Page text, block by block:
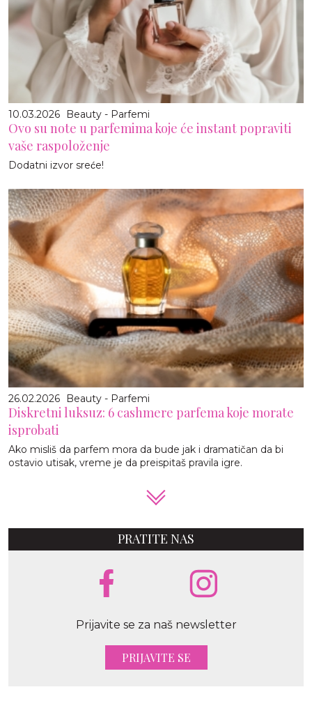
10.03.2026 Beauty - Parfemi
Ovo su note u parfemima koje će instant popraviti
vaše raspoloženje
Dodatni izvor sreće!
26.02.2026 Beauty - Parfemi
Diskretni luksuz: 6 cashmere parfema koje morate
isprobati
Ako misliš da parfem mora da bude jak i dramatičan da bi
ostavio utisak, vreme je da preispitaš pravila igre.
PRATITE NAS
Prijavite se za naš newsletter
PRIJAVITE SE